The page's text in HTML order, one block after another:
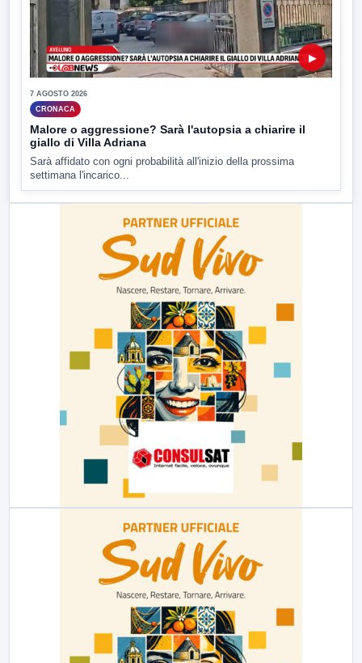
▶
7 AGOSTO 2026
CRONACA
Malore o aggressione? Sarà l'autopsia a chiarire il
giallo di Villa Adriana
Sarà affidato con ogni probabilità all'inizio della prossima
settimana l'incarico...